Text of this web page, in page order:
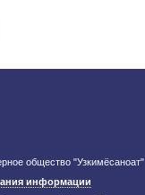
общество "Узкимёсаноат"
информации